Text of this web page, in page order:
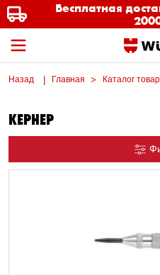
Бесплатная
Назад Главная Каталог
КЕРНЕР